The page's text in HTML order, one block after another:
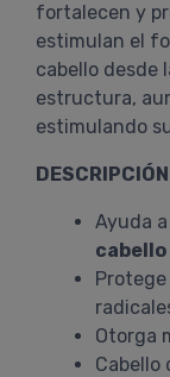
fortalecen y
estimulan el
cabello desde
estructura,
estimulando
DESCRIPCIÓN
Ayuda a
cabello
Otorga
Cabello